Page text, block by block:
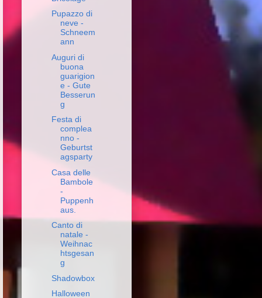
Pupazzo di
neve -
Schneem
ann
Auguri di
buona
guarigion
e - Gute
Besserun
g
Festa di
complea
nno -
Geburtst
agsparty
Casa delle
Bambole
-
Puppenh
aus.
Canto di
natale -
Weihnac
htsgesan
g
Shadowbox
Halloween